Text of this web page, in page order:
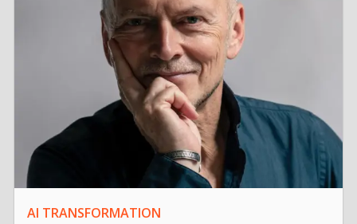
AI TRANSFORMATION